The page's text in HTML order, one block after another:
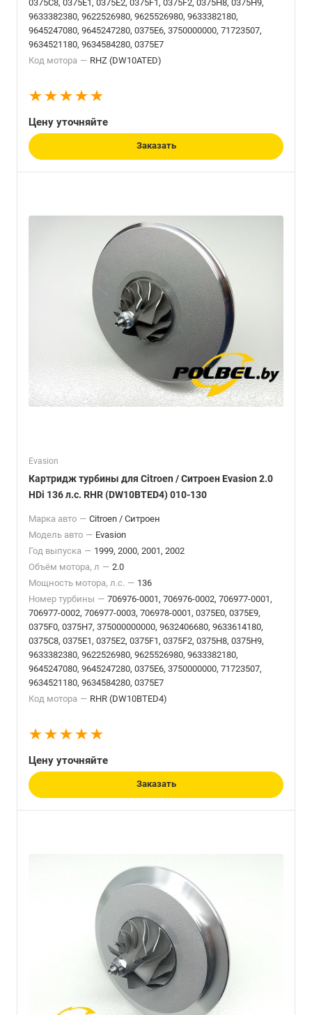
0375C8, 0375E1, 0375E2, 0375F1, 0375F2, 0375H8, 0375H9,
9633382380, 9622526980, 9625526980, 9633382180,
9645247080, 9645247280, 0375E6, 3750000000, 71723507,
9634521180, 9634584280, 0375E7
Код мотора — RHZ (DW10ATED)
Цену уточняйте
Заказать
Evasion
Картридж турбины для Citroen / Ситроен Evasion 2.0
HDi 136 л.с. RHR (DW10BTED4) 010-130
Марка авто — Citroen / Ситроен
Модель авто — Evasion
Год выпуска — 1999, 2000, 2001, 2002
Объём мотора, л — 2.0
Мощность мотора, л.с. — 136
Номер турбины — 706976-0001, 706976-0002, 706977-0001,
706977-0002, 706977-0003, 706978-0001, 0375E0, 0375E9,
0375F0, 0375H7, 375000000000, 9632406680, 9633614180,
0375C8, 0375E1, 0375E2, 0375F1, 0375F2, 0375H8, 0375H9,
9633382380, 9622526980, 9625526980, 9633382180,
9645247080, 9645247280, 0375E6, 3750000000, 71723507,
9634521180, 9634584280, 0375E7
Код мотора — RHR (DW10BTED4)
Цену уточняйте
Заказать